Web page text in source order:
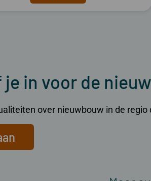
in voor de
over nieuwbouw in de regio